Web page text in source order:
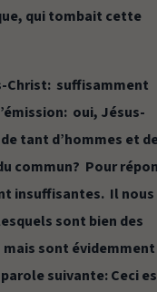
qui tombait cette
Christ: suffisamment
oui, Jésus-
tant d’hommes et
commun? Pour
insuffisantes. Il nous
sont bien des
sont évidemment
suivante:Ceci